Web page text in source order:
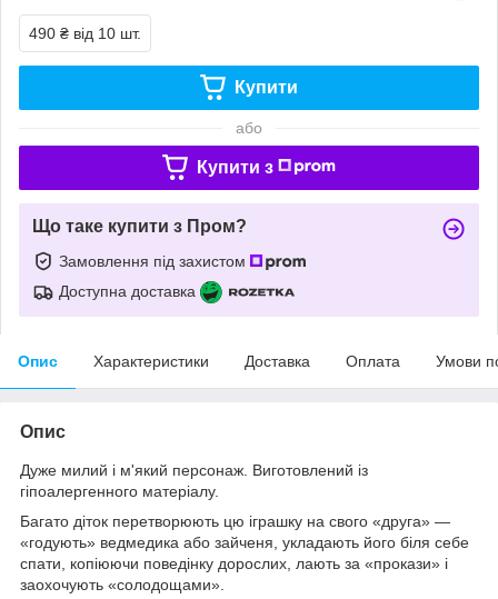
490 ₴ від 10 шт.
Купити
або
Купити з
Що таке купити з Пром?
Замовлення під захистом
Доступна доставка
Опис Характеристики Доставка Оплата Умови
Опис
Дуже милий і м'який персонаж. Виготовлений із
гіпоалергенного матеріалу.
Багато діток перетворюють цю іграшку на свого «друга» —
«годують» ведмедика або зайченя, укладають його біля себе
спати, копіюючи поведінку дорослих, лають за «прокази» і
заохочують «солодощами».